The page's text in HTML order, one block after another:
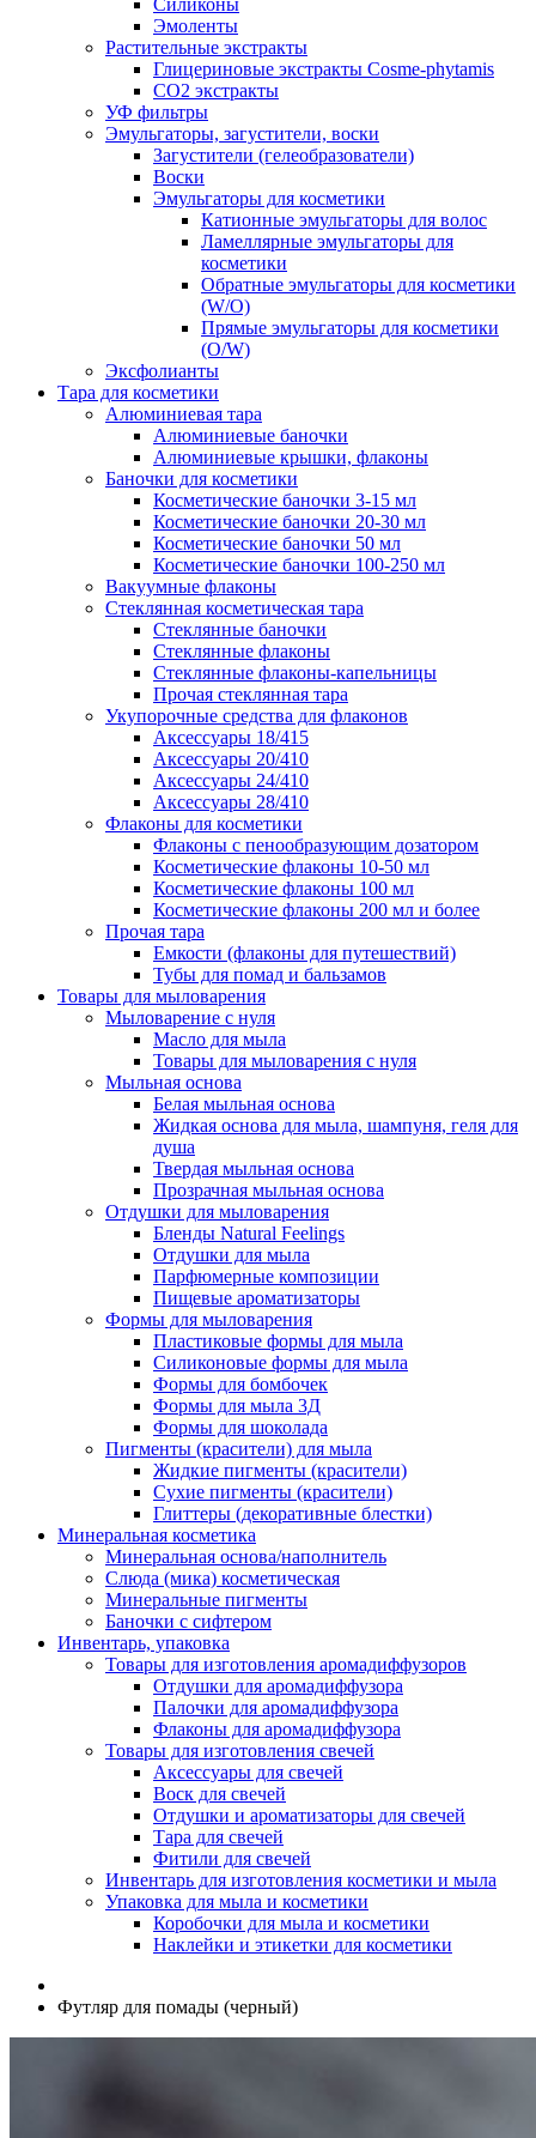
Силиконы
Эмоленты
Растительные экстракты
Глицериновые экстракты Cosme-phytamis
СО2 экстракты
УФ фильтры
Эмульгаторы, загустители, воски
Загустители (гелеобразователи)
Воски
Эмульгаторы для косметики
Катионные эмульгаторы для волос
Ламеллярные эмульгаторы для
косметики
Обратные эмульгаторы для косметики
(W/O)
Прямые эмульгаторы для косметики
(O/W)
Эксфолианты
Тара для косметики
Алюминиевая тара
Алюминиевые баночки
Алюминиевые крышки, флаконы
Баночки для косметики
Косметические баночки 3-15 мл
Косметические баночки 20-30 мл
Косметические баночки 50 мл
Косметические баночки 100-250 мл
Вакуумные флаконы
Стеклянная косметическая тара
Стеклянные баночки
Стеклянные флаконы
Стеклянные флаконы-капельницы
Прочая стеклянная тара
Укупорочные средства для флаконов
Аксессуары 18/415
Аксессуары 20/410
Аксессуары 24/410
Аксессуары 28/410
Флаконы для косметики
Флаконы с пенообразующим дозатором
Косметические флаконы 10-50 мл
Косметические флаконы 100 мл
Косметические флаконы 200 мл и более
Прочая тара
Емкости (флаконы для путешествий)
Тубы для помад и бальзамов
Товары для мыловарения
Мыловарение с нуля
Масло для мыла
Товары для мыловарения с нуля
Мыльная основа
Белая мыльная основа
Жидкая основа для мыла, шампуня, геля для
душа
Твердая мыльная основа
Прозрачная мыльная основа
Отдушки для мыловарения
Бленды Natural Feelings
Отдушки для мыла
Парфюмерные композиции
Пищевые ароматизаторы
Формы для мыловарения
Пластиковые формы для мыла
Силиконовые формы для мыла
Формы для бомбочек
Формы для мыла 3Д
Формы для шоколада
Пигменты (красители) для мыла
Жидкие пигменты (красители)
Сухие пигменты (красители)
Глиттеры (декоративные блестки)
Минеральная косметика
Минеральная основа/наполнитель
Слюда (мика) косметическая
Минеральные пигменты
Баночки с сифтером
Инвентарь, упаковка
Товары для изготовления аромадиффузоров
Отдушки для аромадиффузора
Палочки для аромадиффузора
Флаконы для аромадиффузора
Товары для изготовления свечей
Аксессуары для свечей
Воск для свечей
Отдушки и ароматизаторы для свечей
Тара для свечей
Фитили для свечей
Инвентарь для изготовления косметики и мыла
Упаковка для мыла и косметики
Коробочки для мыла и косметики
Наклейки и этикетки для косметики
Футляр для помады (черный)